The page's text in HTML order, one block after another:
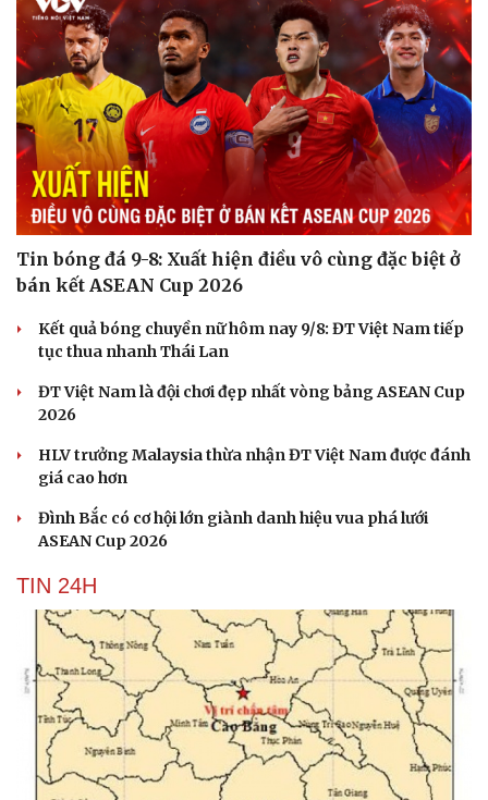
Cải chính
Tin bóng đá 9-8: Xuất hiện điều vô cùng đặc biệt ở
bán kết ASEAN Cup 2026
Kết quả bóng chuyền nữ hôm nay 9/8: ĐT Việt Nam tiếp
tục thua nhanh Thái Lan
ĐT Việt Nam là đội chơi đẹp nhất vòng bảng ASEAN Cup
2026
HLV trưởng Malaysia thừa nhận ĐT Việt Nam được đánh
giá cao hơn
Đình Bắc có cơ hội lớn giành danh hiệu vua phá lưới
ASEAN Cup 2026
TIN 24H